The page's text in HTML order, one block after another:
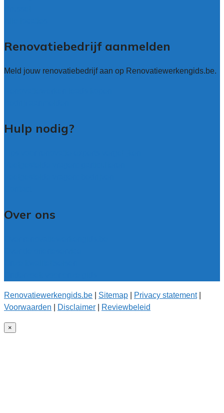
Renovatiebedrijf aanmelden
Meld jouw renovatiebedrijf aan op Renovatiewerkengids.be.
Hulp nodig?
Over ons
Renovatiewerkengids.be Sitemap Privacy statement|
Voorwaarden
Disclaimer Reviewbeleid
×